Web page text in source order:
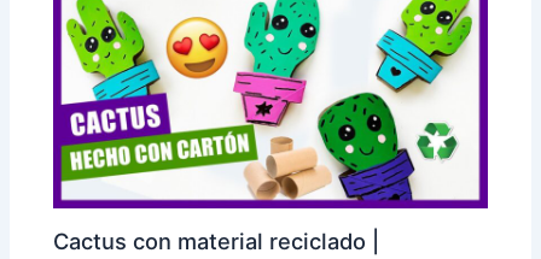
Cactus con material reciclado |